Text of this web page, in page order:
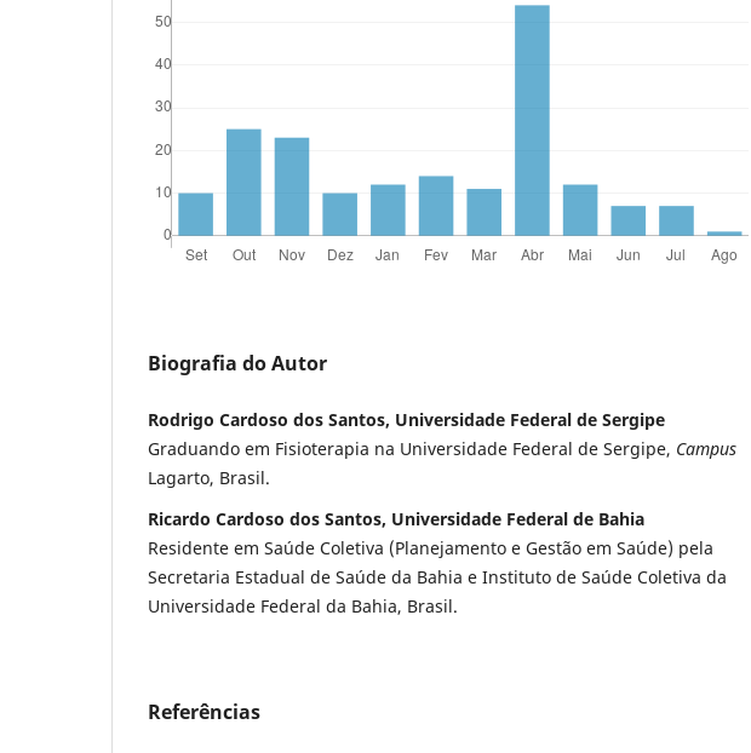
Biografia do Autor
Rodrigo Cardoso dos Santos, Universidade Federal de Sergipe
Graduando em Fisioterapia na Universidade Federal de Sergipe, Campus
Lagarto, Brasil.
Ricardo Cardoso dos Santos, Universidade Federal de Bahia
Residente em Saúde Coletiva (Planejamento e Gestão em Saúde) pela
Secretaria Estadual de Saúde da Bahia e Instituto de Saúde Coletiva da
Universidade Federal da Bahia, Brasil.
Referências